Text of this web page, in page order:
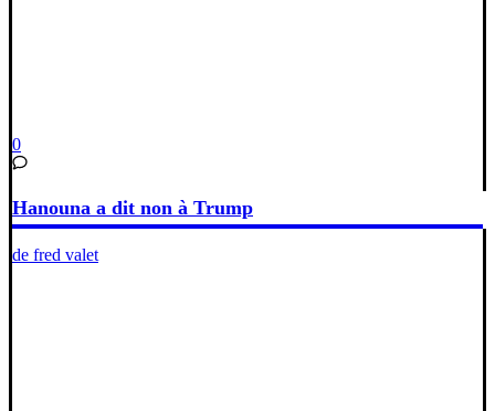
0
Hanouna a dit non à Trump
de fred valet